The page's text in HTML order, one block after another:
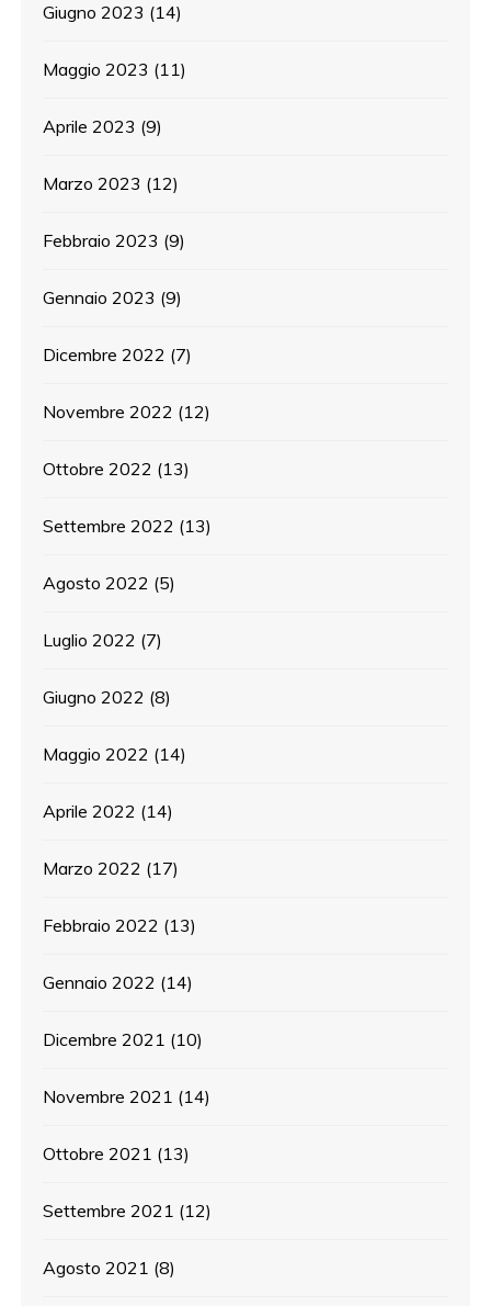
Giugno 2023 (14)
Maggio 2023 (11)
Aprile 2023 (9)
Marzo 2023 (12)
Febbraio 2023 (9)
Gennaio 2023 (9)
Dicembre 2022 (7)
Novembre 2022 (12)
Ottobre 2022 (13)
Settembre 2022 (13)
Agosto 2022 (5)
Luglio 2022 (7)
Giugno 2022 (8)
Maggio 2022 (14)
Aprile 2022 (14)
Marzo 2022 (17)
Febbraio 2022 (13)
Gennaio 2022 (14)
Dicembre 2021 (10)
Novembre 2021 (14)
Ottobre 2021 (13)
Settembre 2021 (12)
Agosto 2021 (8)